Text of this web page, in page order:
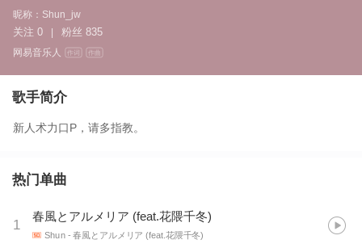
昵称： Shun_jw
关注 0 粉丝 835
网易音乐人 作词 作曲
歌手简介
新人术力口P，请多指教。
热门单曲
1
春風とアルメリア (feat.花隈千冬)
Shun- 春風とアルメリア (feat.花隈千冬)